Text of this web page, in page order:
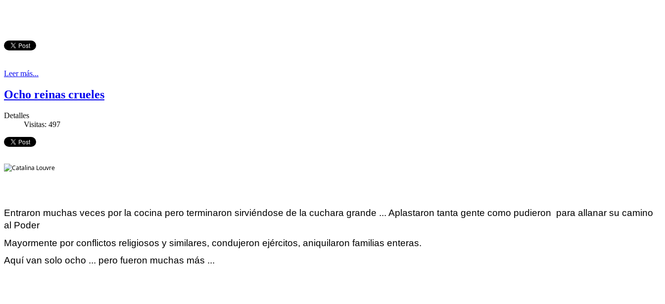
Leer más...
Ocho reinas crueles
Detalles
Visitas: 497
Entraron muchas veces por la cocina pero terminaron sirviéndose de la cuchara grande ... Aplastaron tanta gente como pudieron para allanar su camino
al Poder
Mayormente por conflictos religiosos y similares, condujeron ejércitos, aniquilaron familias enteras.
Aquí van solo ocho ... pero fueron muchas más ...